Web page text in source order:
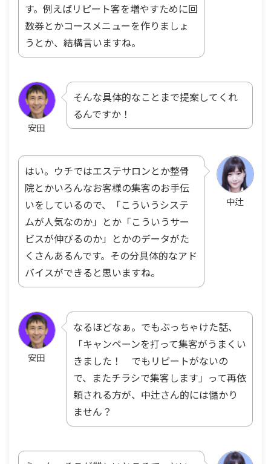
す。例えばリピート客を増やすために回
数券とかコースメニューを作りましょ
うとか、結構言いますね。
安田
そんな具体的なことまで提案してくれ
るんですか！
中辻
はい。ウチではエステサロンとか整骨
院とかいろんなお客様の集客のお手伝
いをしているので、「こういうシステ
ムが人気なのか」とか「こういうサー
ビスが伸びるのか」とかのデータがた
くさんあるんです。その分具体的なアド
バイスができると思いますね。
安田
なるほどなぁ。でもぶっちゃけた話、
「キャンペーンを打って集客がうまくい
きました！ でもリピートがないの
で、またチラシで集客します」って再依
頼される方が、中辻さん的には儲かり
ません？